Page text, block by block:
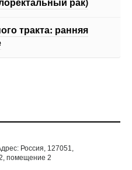
тракта: ранняя
Россия, 127051,
помещение 2